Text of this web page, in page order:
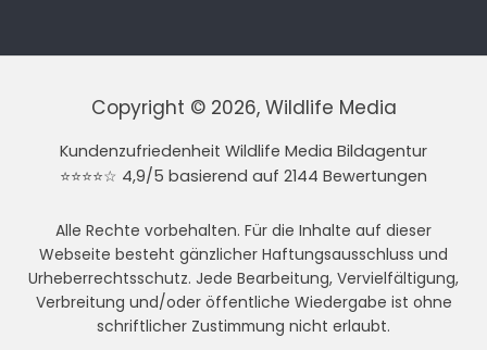
Copyright © 2026, Wildlife Media
Kundenzufriedenheit Wildlife Media Bildagentur
⭐⭐⭐⭐☆ 4,9/5 basierend auf 2144 Bewertungen
Alle Rechte vorbehalten. Für die Inhalte auf dieser
Webseite besteht gänzlicher Haftungsausschluss und
Urheberrechtsschutz. Jede Bearbeitung, Vervielfältigung,
Verbreitung und/oder öffentliche Wiedergabe ist ohne
schriftlicher Zustimmung nicht erlaubt.